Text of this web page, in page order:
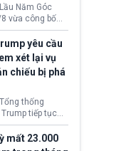
khu vực Cánh
Trắng.
Năm Góc
vừa công bố
hồ sơ liên quan
hay còn được
tượng bất
xác định
tài liệu này
hình ảnh,
cáo từ nhiều
khác nhau như
tra Liên bang
quan Tình báo
(CIA) và Bộ
yêu cầu
xét lại vụ
chiếu bị phá
thống
Trump tiếp tục
hồ phản chiếu
tưởng niệm
bị phá hoại. Lãnh
mất 23.000